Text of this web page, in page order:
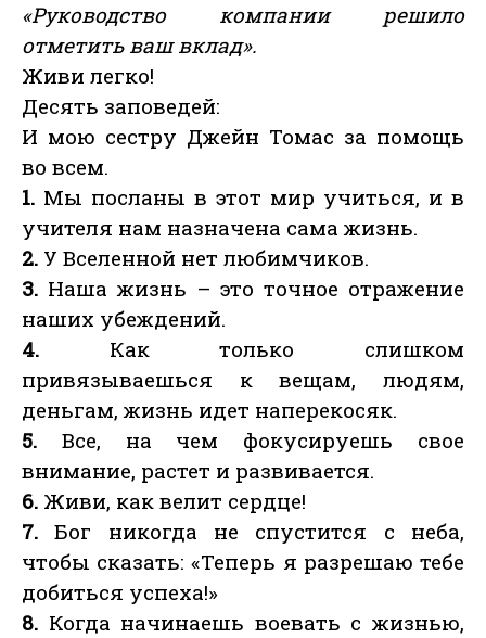
«Руководство компании решило
отметить ваш вклад».
Живи легко!
Десять заповедей:
И мою сестру Джейн Томас за помощь
во всем.
1. Мы посланы в этот мир учиться, и в
учителя нам назначена сама жизнь.
2. У Вселенной нет любимчиков.
3. Наша жизнь – это точное отражение
наших убеждений.
4. Как только слишком
привязываешься к вещам, людям,
деньгам, жизнь идет наперекосяк.
5. Все, на чем фокусируешь свое
внимание, растет и развивается.
6. Живи, как велит сердце!
7. Бог никогда не спустится с неба,
чтобы сказать: «Теперь я разрешаю тебе
добиться успеха!»
8. Когда начинаешь воевать с жизнью,